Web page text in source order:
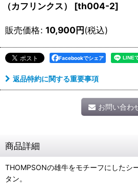
（カフリンクス）
[th004-2]
販売価格: 10,900円(税込)
Facebookでシェア
返品特約に関する重要事項
お問い合わ
商品詳細
THOMPSONの雄牛をモチーフにしたシ
タン。